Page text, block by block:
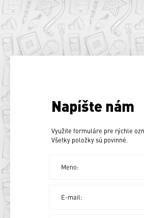
Napíšte nám
Využite formuláre pre rýchle
Všetky položky sú povinné.